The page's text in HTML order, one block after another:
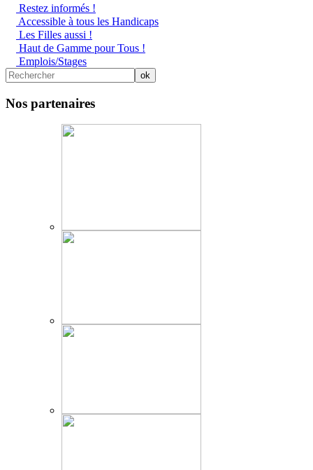
Restez informés !
Accessible à tous les Handicaps
Les Filles aussi !
Haut de Gamme pour Tous !
Emplois/Stages
Nos partenaires